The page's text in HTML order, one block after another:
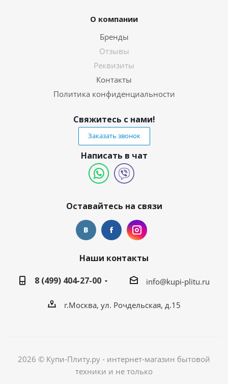
О компании
Бренды
Отзывы
Реквизиты
Контакты
Политика конфиденциальности
Свяжитесь с нами!
Заказать звонок
Написать в чат
Оставайтесь на связи
Наши контакты
8 (499) 404-27-00
info@kupi-plitu.ru
г.Москва, ул. Рочдельская, д.15
2026 © Купи-Плиту.ру - интернет-магазин бытовой
техники и не только